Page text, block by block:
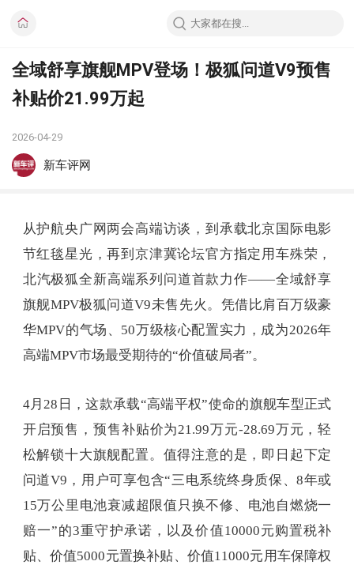
全域舒享旗舰MPV登场！极狐问道V9预售
补贴价21.99万起
2026-04-29
新车评网
从护航央广网两会高端访谈，到承载北京国际电影
节红毯星光，再到京津冀论坛官方指定用车殊荣，
北汽极狐全新高端系列问道首款力作——全域舒享
旗舰MPV极狐问道V9未售先火。凭借比肩百万级豪
华MPV的气场、50万级核心配置实力，成为2026年
高端MPV市场最受期待的“价值破局者”。
4月28日，这款承载“高端平权”使命的旗舰车型正式
开启预售，预售补贴价为21.99万元-28.69万元，轻
松解锁十大旗舰配置。值得注意的是，即日起下定
问道V9，用户可享包含“三电系统终身质保、8年或
15万公里电池衰减超限值只换不修、电池自燃烧一
赔一”的3重守护承诺，以及价值10000元购置税补
贴、价值5000元置换补贴、价值11000元用车保障权